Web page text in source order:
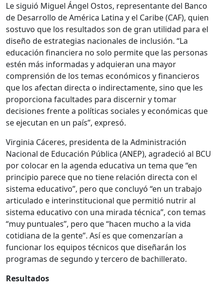
Le siguió Miguel Ángel Ostos, representante del Banco
de Desarrollo de América Latina y el Caribe (CAF), quien
sostuvo que los resultados son de gran utilidad para el
diseño de estrategias nacionales de inclusión. “La
educación financiera no solo permite que las personas
estén más informadas y adquieran una mayor
comprensión de los temas económicos y financieros
que los afectan directa o indirectamente, sino que les
proporciona facultades para discernir y tomar
decisiones frente a políticas sociales y económicas que
se ejecutan en un país”, expresó.
Virginia Cáceres, presidenta de la Administración
Nacional de Educación Pública (ANEP), agradeció al BCU
por colocar en la agenda educativa un tema que “en
principio parece que no tiene relación directa con el
sistema educativo”, pero que concluyó “en un trabajo
articulado e interinstitucional que permitió nutrir al
sistema educativo con una mirada técnica”, con temas
“muy puntuales”, pero que “hacen mucho a la vida
cotidiana de la gente”. Así es que comenzarían a
funcionar los equipos técnicos que diseñarán los
programas de segundo y tercero de bachillerato.
Resultados